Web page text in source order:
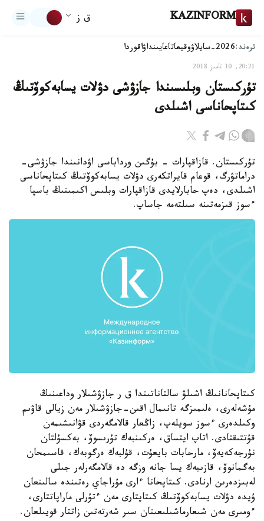
KAZINFORM ق ز
ترەند:2026-سايلاۋ وقيعاتاعايىنداۋاقوردا
20:21, 10 تامىز 2018
تۇركىستان وبلىسىندا جازۋشى دۋلات يسابەكوۆتىڭ
كىتاپحاناسى اشىلدى
تۇركىستان. قازاقپارات - بۇگىن ورداباسى اۋدانىندا جازۋشى-
دراماتۋرگ، قوعام قايراتكەرى دۋلات يسابەكوۆتىڭ كىتاپحاناسى
اشىلدى، دەپ حابارلايدى قازاقپارات وبلىس اكىمىنىڭ باسپا
ءسوز قىزمەتىنە سىلتەمە جاساپ.
كىتاپحانانىڭ اشىلۋ سالتاناتىندا ق ر جازۋشىلار وداعىنىڭ
مۇشەلەرى، ەلىمىزگە تانىمال اقىن-جازۋشىلار مەن زيالى قاۋىم
وكىلدەرى ءسوز سويلەپ، زاڭعار قالامگەردى قۋانىشىمەن
قۇتتىقتادى. اتاپ ايتساق، ەركىنبەك تۇرىسوۆ، بەكسۇلتان
نۇرجەكەيەۆ، مارحابات بايعۇت، قۇلبەك ەرگوبەك، قاسىمحان
بەگمانوۆ، قازىبەك يسا جانە وزگە دە قالامگەرلەر جىلى
لەبىزدەرىن ارنادى. كىتاپحانا ءارى مۇراجاي رەتىندە سالىنعان
ۇيدە دۋلات يسابەكوۆتىڭ كىتاپتارى مەن ءتۇرلى ماراپاتتارى،
ءومىرى مەن شىعارماشىلىعىنان سىر شەرتەتىن زاتتار قويىلعان.